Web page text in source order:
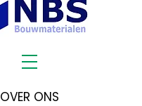
OVER ONS